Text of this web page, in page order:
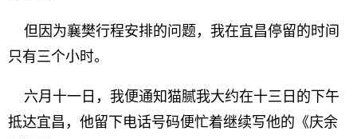
但因为襄樊行程安排的问题，我在宜昌停留的时间
只有三个小时。
六月十一日，我便通知猫腻我大约在十三日的下午
抵达宜昌，他留下电话号码便忙着继续写他的《庆余